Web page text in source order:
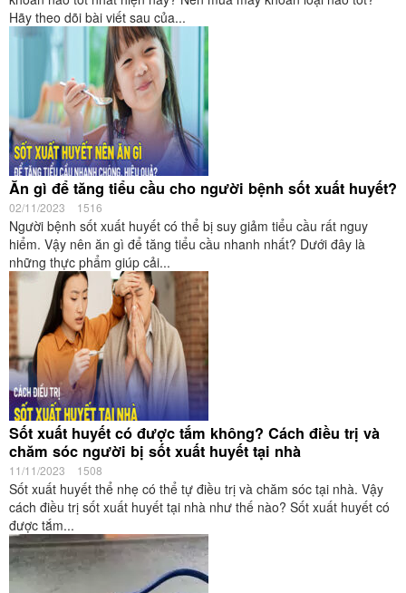
Hãy theo dõi bài viết sau của...
Ăn gì để tăng tiểu cầu cho người bệnh sốt xuất huyết?
02/11/2023 1516
Người bệnh sốt xuất huyết có thể bị suy giảm tiểu cầu rất nguy
hiểm. Vậy nên ăn gì để tăng tiểu cầu nhanh nhất? Dưới đây là
những thực phẩm giúp cải...
Sốt xuất huyết có được tắm không? Cách điều trị và
chăm sóc người bị sốt xuất huyết tại nhà
11/11/2023 1508
Sốt xuất huyết thể nhẹ có thể tự điều trị và chăm sóc tại nhà. Vậy
cách điều trị sốt xuất huyết tại nhà như thế nào? Sốt xuất huyết có
được tắm...